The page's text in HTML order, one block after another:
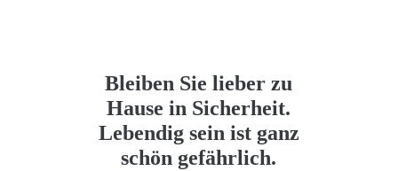
Bleiben Sie lieber zu
Hause in Sicherheit.
Lebendig sein ist ganz
schön gefährlich.